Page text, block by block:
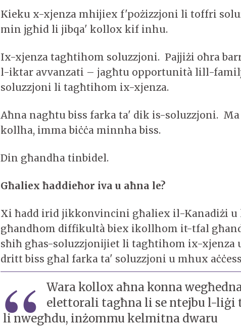
Kieku x-xjenza mhijiex f'pożizzjoni li toffri
min jgħid li jibqa' kollox kif inhu.
Ix-xjenza tagħtihom soluzzjoni. Pajjiżi oħra
l-iktar avvanzati – jagħtu opportunità lill-
soluzzjoni li tagħtihom ix-xjenza.
Aħna nagħtu biss farka ta' dik is-soluzzjoni.
kollha, imma biċċa minnha biss.
Din għandha tinbidel.
Għaliex ħaddieħor iva u aħna le?
Xi ħadd irid jikkonvincini għaliex il-Kanadiżi
għandhom diffikultà biex ikollhom it-tfal
sħiħ għas-soluzzjonijiet li tagħtihom ix-xjenza
dritt biss għal farka ta' soluzzjoni u mhux
Wara kollox aħna konna
elettorali tagħna li se ntejbu l-liġi
li nwegħdu, inżommu kelmitna dwaru